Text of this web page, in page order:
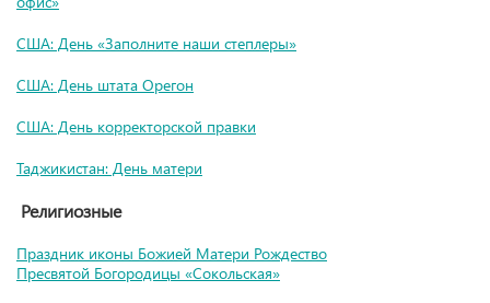
США: День «Заполните наши степлеры»
США: День штата Орегон
США: День корректорской правки
Таджикистан: День матери
Религиозные
Праздник иконы Божией Матери Рождество
Пресвятой Богородицы «Сокольская»